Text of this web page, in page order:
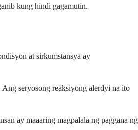
kung hindi gagamutin.
at sirkumstansya ay
seryosong reaksiyong alerdyi na ito
ay maaaring magpalala ng paggana ng